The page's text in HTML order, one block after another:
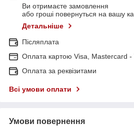
Ви отримаєте замовлення
або гроші повернуться на вашу
Детальніше
Післяплата
Оплата картою Visa, Mastercard -
Оплата за реквізитами
Всі умови оплати
Умови повернення